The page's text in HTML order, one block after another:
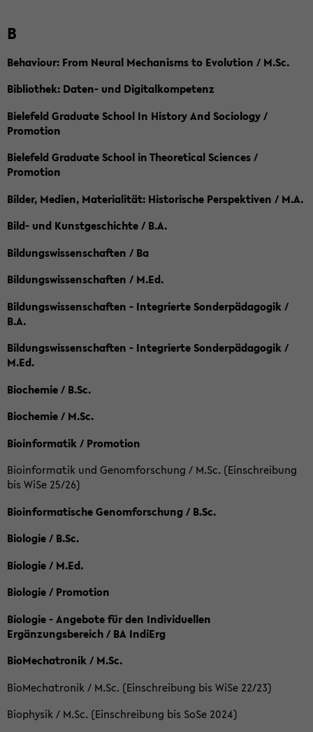
B
Behaviour: From Neural Mechanisms to Evolution / M.Sc.
Bibliothek: Daten- und Digitalkompetenz
Bielefeld Graduate School In History And Sociology /
Promotion
Bielefeld Graduate School in Theoretical Sciences /
Promotion
Bilder, Medien, Materialität: Historische Perspektiven / M.A.
Bild- und Kunstgeschichte / B.A.
Bildungswissenschaften / Ba
Bildungswissenschaften / M.Ed.
Bildungswissenschaften - Integrierte Sonderpädagogik /
B.A.
Bildungswissenschaften - Integrierte Sonderpädagogik /
M.Ed.
Biochemie / B.Sc.
Biochemie / M.Sc.
Bioinformatik / Promotion
Bioinformatik und Genomforschung / M.Sc. (Einschreibung
bis WiSe 25/26)
Bioinformatische Genomforschung / B.Sc.
Biologie / B.Sc.
Biologie / M.Ed.
Biologie / Promotion
Biologie - Angebote für den Individuellen
Ergänzungsbereich / BA IndiErg
BioMechatronik / M.Sc.
BioMechatronik / M.Sc. (Einschreibung bis WiSe 22/23)
Biophysik / M.Sc. (Einschreibung bis SoSe 2024)